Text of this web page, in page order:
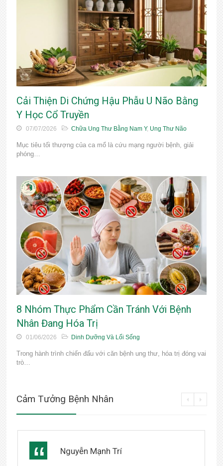
Cải Thiện Di Chứng Hậu Phẫu U Não Bằng
Y Học Cổ Truyền
Mục tiêu tối thượng của ca mổ là cứu mạng người bệnh, giải
phóng…
07/07/2026 Chữa Ung Thư Bằng Nam Y, Ung Thư Não
8 Nhóm Thực Phẩm Cần Tránh Với Bệnh
Nhân Đang Hóa Trị
Trong hành trình chiến đấu với căn bệnh ung thư, hóa trị đóng vai
trò…
01/06/2026 Dinh Dưỡng Và Lối Sống
Cảm Tưởng Bệnh Nhân
Nguyễn Mạnh Trí